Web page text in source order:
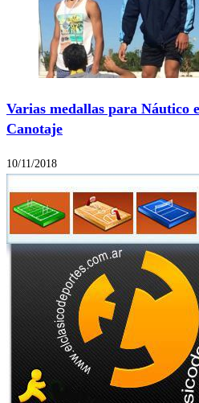
Varias medallas para Náutico
Canotaje
10/11/2018